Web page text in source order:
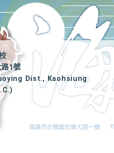
1號
Dist., Kaohsiung